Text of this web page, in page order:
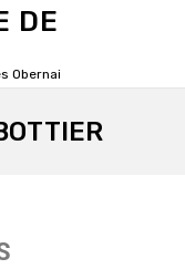
DE
Obernai